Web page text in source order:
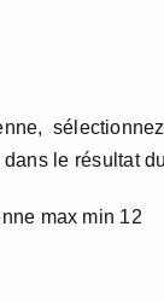
le résultat